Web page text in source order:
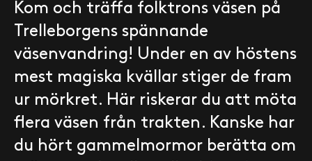
Kom och träffa folktrons väsen på
Trelleborgens spännande
väsenvandring! Under en av höstens
mest magiska kvällar stiger de fram
ur mörkret. Här riskerar du att möta
flera väsen från trakten. Kanske har
du hört gammelmormor berätta om